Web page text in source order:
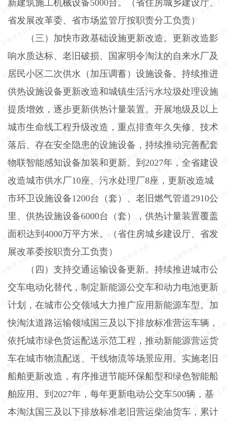
新建筑施工机械设备5000台。（省住房城乡建设厅、
省发展改革委、省市场监管厅按职责分工负责）
（三）加快市政基础设施更新改造。 更新改造影
响水质达标、老旧破损、国家明令淘汰的自来水厂及
居民小区二次供水（加压调蓄）设施设备。持续推进
供热设施设备更新改造和城镇生活污水垃圾处理设施
提质增效，逐步更新供热计量装置。开展地级及以上
城市生命线工程升级改造，重点排查年久失修、技术
落后、存在安全隐患的设施设备，持续推动完善配套
物联智能感知设备加装和更新。到 2027年，全省建设
改造城市供水厂10座、污水处理厂8座，更新改造城
市环卫设施设备1200台（套）、老旧燃气管道2910公
里、供热设施设备6000台（套），供热计量装置覆盖
面积达到 4000万平方米。（省住房城乡建设厅、省发
展改革委按职责分工负责）
（四）支持交通运输设备更新。 持续推进城市公
交车电动化替代，制定新能源公交车和动力电池更新
计划，在城市公交领域大力推广应用新能源车型。加
快淘汰道路运输领域国三及以下排放标准营运车辆，
依托城市绿色货运配送示范工程，推动新能源营运货
车在城市物流配送、干线物流等场景应用。实施老旧
船舶更新改造，有序推进节能环保船型和绿色智能船
舶应用。到 2027年，每年更新电动公交车500辆，基
本淘汰国三及以下排放标准老旧营运柴油货车，累计